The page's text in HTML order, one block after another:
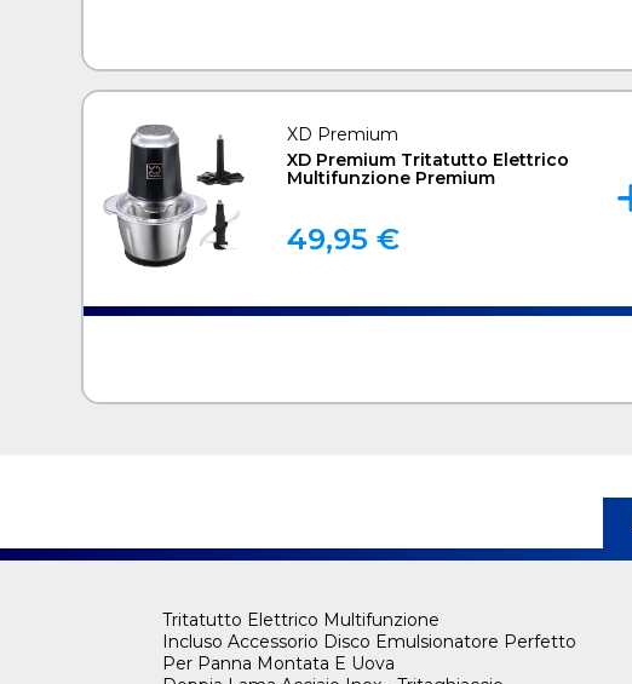
XD Premium
XD Premium Tritatutto Elettrico
Multifunzione Premium
49,95 €
Tritatutto Elettrico Multifunzione
Incluso Accessorio Disco Emulsionatore Perfetto
Per Panna Montata E Uova